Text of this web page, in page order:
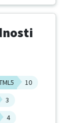
10
3
4